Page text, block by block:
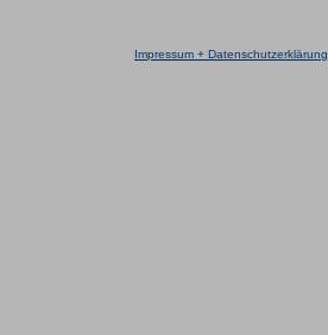
Impressum + Datenschutzerklärung